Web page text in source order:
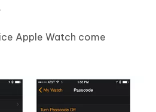
Apple Watch come